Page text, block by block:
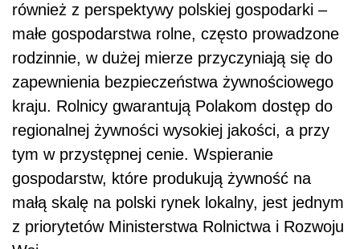
również z perspektywy polskiej gospodarki –
małe gospodarstwa rolne, często prowadzone
rodzinnie, w dużej mierze przyczyniają się do
zapewnienia bezpieczeństwa żywnościowego
kraju. Rolnicy gwarantują Polakom dostęp do
regionalnej żywności wysokiej jakości, a przy
tym w przystępnej cenie. Wspieranie
gospodarstw, które produkują żywność na
małą skalę na polski rynek lokalny, jest jednym
z priorytetów Ministerstwa Rolnictwa i Rozwoju